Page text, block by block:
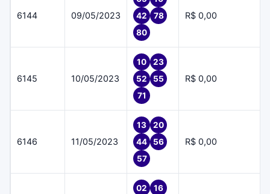
6144 09/05/2023
42
78
80
R$ 0,00
6145 10/05/2023
10
23
52
55
71
R$ 0,00
6146 11/05/2023
13
20
44
56
57
R$ 0,00
02
16